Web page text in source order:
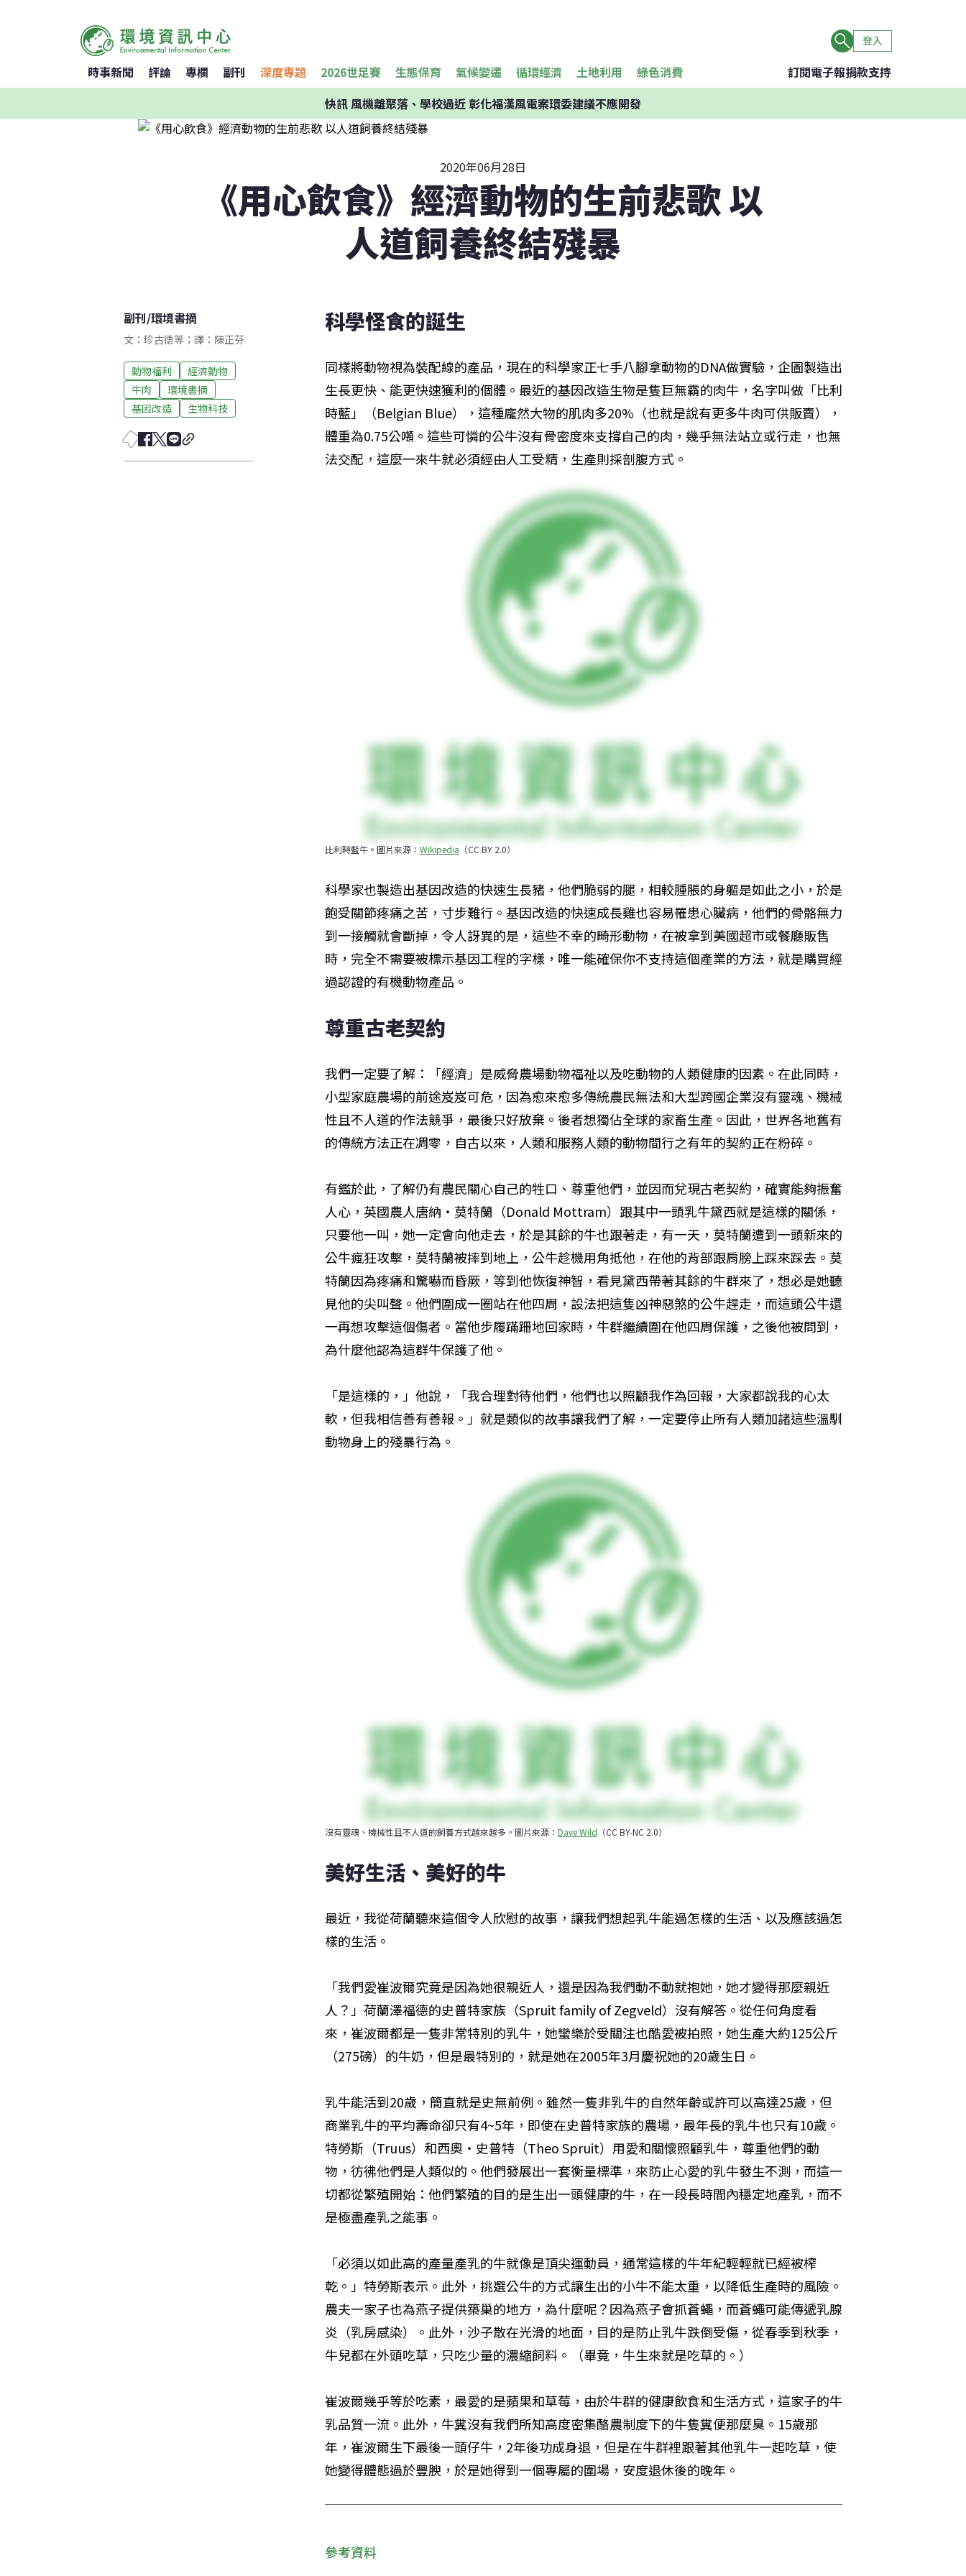
登入
時事新聞 評論 專欄 副刊 深度專題 2026世足賽 生態保育 氣候變遷 循環經濟 土地利用 綠色消費 訂閱電子報捐款支持
快訊風機離聚落、學校過近 彰化福漢風電案環委建議不應開發
2020年06月28日
《用心飲食》經濟動物的生前悲歌 以
人道飼養終結殘暴
副刊/環境書摘
文：珍古德等；譯：陳正芬
動物福利
經濟動物
牛肉
環境書摘
基因改造
生物科技
科學怪食的誕生
同樣將動物視為裝配線的產品，現在的科學家正七手八腳拿動物的DNA做實驗，企圖製造出
生長更快、能更快速獲利的個體。最近的基因改造生物是隻巨無霸的肉牛，名字叫做「比利
時藍」（Belgian Blue），這種龐然大物的肌肉多20%（也就是說有更多牛肉可供販賣），
體重為0.75公噸。這些可憐的公牛沒有骨密度來支撐自己的肉，幾乎無法站立或行走，也無
法交配，這麼一來牛就必須經由人工受精，生產則採剖腹方式。
比利時藍牛。圖片來源： Wikipedia （CC BY 2.0）
科學家也製造出基因改造的快速生長豬，他們脆弱的腿，相較腫脹的身軀是如此之小，於是
飽受關節疼痛之苦，寸步難行。基因改造的快速成長雞也容易罹患心臟病，他們的骨骼無力
到一接觸就會斷掉，令人訝異的是，這些不幸的畸形動物，在被拿到美國超市或餐廳販售
時，完全不需要被標示基因工程的字樣，唯一能確保你不支持這個產業的方法，就是購買經
過認證的有機動物產品。
尊重古老契約
我們一定要了解：「經濟」是威脅農場動物福祉以及吃動物的人類健康的因素。在此同時，
小型家庭農場的前途岌岌可危，因為愈來愈多傳統農民無法和大型跨國企業沒有靈魂、機械
性且不人道的作法競爭，最後只好放棄。後者想獨佔全球的家畜生產。因此，世界各地舊有
的傳統方法正在凋零，自古以來，人類和服務人類的動物間行之有年的契約正在粉碎。
有鑑於此，了解仍有農民關心自己的牲口、尊重他們，並因而兌現古老契約，確實能夠振奮
人心，英國農人唐納・莫特蘭（Donald Mottram）跟其中一頭乳牛黛西就是這樣的關係，
只要他一叫，她一定會向他走去，於是其餘的牛也跟著走，有一天，莫特蘭遭到一頭新來的
公牛瘋狂攻擊，莫特蘭被摔到地上，公牛趁機用角抵他，在他的背部跟肩膀上踩來踩去。莫
特蘭因為疼痛和驚嚇而昏厥，等到他恢復神智，看見黛西帶著其餘的牛群來了，想必是她聽
見他的尖叫聲。他們圍成一圈站在他四周，設法把這隻凶神惡煞的公牛趕走，而這頭公牛還
一再想攻擊這個傷者。當他步履蹣跚地回家時，牛群繼續圍在他四周保護，之後他被問到，
為什麼他認為這群牛保護了他。
「是這樣的，」他說，「我合理對待他們，他們也以照顧我作為回報，大家都說我的心太
軟，但我相信善有善報。」就是類似的故事讓我們了解，一定要停止所有人類加諸這些溫馴
動物身上的殘暴行為。
沒有靈魂、機械性且不人道的飼養方式越來越多。圖片來源： Dave Wild （CC BY-NC 2.0）
美好生活、美好的牛
最近，我從荷蘭聽來這個令人欣慰的故事，讓我們想起乳牛能過怎樣的生活、以及應該過怎
樣的生活。
「我們愛崔波爾究竟是因為她很親近人，還是因為我們動不動就抱她，她才變得那麼親近
人？」荷蘭澤福德的史普特家族（Spruit family of Zegveld）沒有解答。從任何角度看
來，崔波爾都是一隻非常特別的乳牛，她蠻樂於受關注也酷愛被拍照，她生產大約125公斤
（275磅）的牛奶，但是最特別的，就是她在2005年3月慶祝她的20歲生日。
乳牛能活到20歲，簡直就是史無前例。雖然一隻非乳牛的自然年齡或許可以高達25歲，但
商業乳牛的平均壽命卻只有4~5年，即使在史普特家族的農場，最年長的乳牛也只有10歲。
特勞斯（Truus）和西奧・史普特（Theo Spruit）用愛和關懷照顧乳牛，尊重他們的動
物，彷彿他們是人類似的。他們發展出一套衡量標準，來防止心愛的乳牛發生不測，而這一
切都從繁殖開始：他們繁殖的目的是生出一頭健康的牛，在一段長時間內穩定地產乳，而不
是極盡產乳之能事。
「必須以如此高的產量產乳的牛就像是頂尖運動員，通常這樣的牛年紀輕輕就已經被榨
乾。」特勞斯表示。此外，挑選公牛的方式讓生出的小牛不能太重，以降低生產時的風險。
農夫一家子也為燕子提供築巢的地方，為什麼呢？因為燕子會抓蒼蠅，而蒼蠅可能傳遞乳腺
炎（乳房感染）。此外，沙子散在光滑的地面，目的是防止乳牛跌倒受傷，從春季到秋季，
牛兒都在外頭吃草，只吃少量的濃縮飼料。（畢竟，牛生來就是吃草的。）
崔波爾幾乎等於吃素，最愛的是蘋果和草莓，由於牛群的健康飲食和生活方式，這家子的牛
乳品質一流。此外，牛糞沒有我們所知高度密集酪農制度下的牛隻糞便那麼臭。15歲那
年，崔波爾生下最後一頭仔牛，2年後功成身退，但是在牛群裡跟著其他乳牛一起吃草，使
她變得體態過於豐腴，於是她得到一個專屬的圍場，安度退休後的晚年。
參考資料